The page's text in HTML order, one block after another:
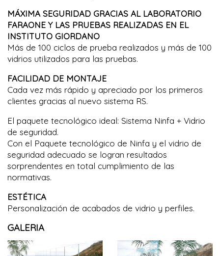
MÁXIMA SEGURIDAD GRACIAS AL LABORATORIO
FARAONE Y LAS PRUEBAS REALIZADAS EN EL
INSTITUTO GIORDANO
Más de 100 ciclos de prueba realizados y más de 100
vidrios utilizados para las pruebas.‎
FACILIDAD DE MONTAJE
Cada vez más rápido y apreciado por los primeros
clientes gracias al nuevo sistema RS.‎
El paquete tecnológico ideal: Sistema Ninfa + Vidrio
de seguridad.‎
Con el Paquete tecnológico de Ninfa y el vidrio de
seguridad adecuado se logran resultados
sorprendentes en total cumplimiento de las
normativas.‎
ESTÉTICA
Personalización de acabados de vidrio y perfiles.‎
GALERIA